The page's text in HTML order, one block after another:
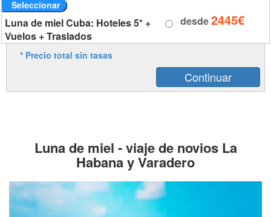
Seleccionar
Luna de miel Cuba: Hoteles 5* +
Vuelos + Traslados
desde2445€
* Precio total sin tasas
Luna de miel - viaje de novios La
Habana y Varadero